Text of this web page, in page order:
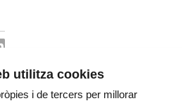
utilitza cookies
i de tercers per millorar